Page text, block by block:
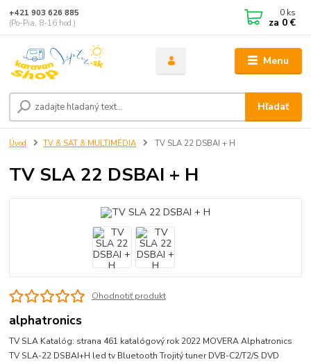
Menu
Hľadať
+421 903 626 885
(Po-Pia, 8-16 hod.)
0 ks
za 0 €
Úvod TV & SAT & MULTIMÉDIA TV SLA 22 DSBAI + H
TV SLA 22 DSBAI + H
Ohodnotiť produkt
alphatronics
TV SLA Katalóg: strana 461 katalógový rok 2022 MOVERA Alphatronics
TV SLA-22 DSBAI+H led tv Bluetooth Trojitý tuner DVB-C2/T2/S DVD